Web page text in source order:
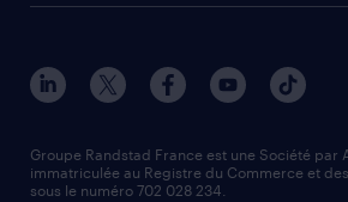
manutentionnaire
assistant administratif
contact entreprise
faq intérim / recrutement
nos agences par ville
nos agences par région
nos cabinets de recrutement
Groupe Randstad France est une Société par
immatriculée au Registre du Commerce et
sous le numéro 702 028 234.